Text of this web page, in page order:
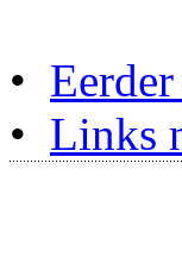
•
• Links